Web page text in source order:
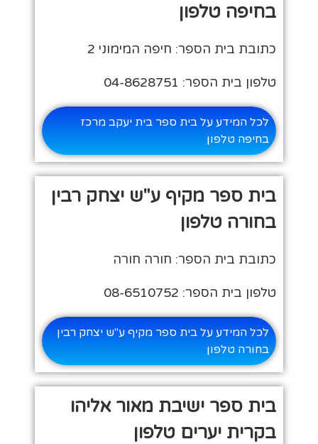
בחיפה טלפון
כתובת בית הספר: חיפה המימוני 2
טלפון בית הספר: 04-8628751
לכל המידע על בית ספר בית יעקב מרכז
בחיפה טלפון
בית ספר מקיף ע"ש יצחק רבין
בחורה טלפון
כתובת בית הספר: חורה חורה
טלפון בית הספר: 08-6510752
לכל המידע על בית ספר מקיף ע"ש יצחק רבין
בחורה טלפון
בית ספר ישיבת מאור אליהו
בקרית יערים טלפון